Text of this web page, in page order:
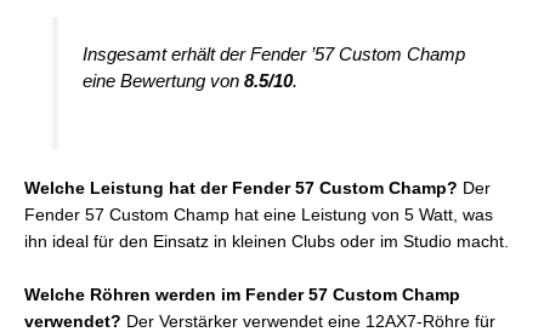
Insgesamt erhält der Fender ’57 Custom Champ
eine Bewertung von 8.5/10.
Welche Leistung hat der Fender 57 Custom Champ? Der
Fender 57 Custom Champ hat eine Leistung von 5 Watt, was
ihn ideal für den Einsatz in kleinen Clubs oder im Studio macht.
Welche Röhren werden im Fender 57 Custom Champ
verwendet? Der Verstärker verwendet eine 12AX7-Röhre für